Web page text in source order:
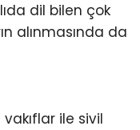
dil bilen çok
alınmasında da
ile sivil